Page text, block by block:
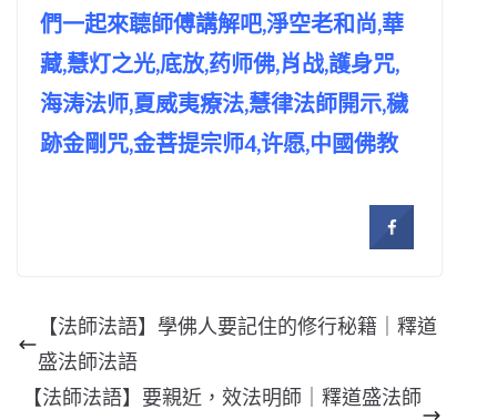
們一起來聼師傅講解吧,淨空老和尚,華
藏,慧灯之光,底放,药师佛,肖战,護身咒,
海涛法师,夏威夷療法,慧律法師開示,穢
跡金剛咒,金菩提宗师4,许愿,中國佛教
【法師法語】學佛人要記住的修行秘籍｜釋道
盛法師法語
【法師法語】要親近，效法明師｜釋道盛法師